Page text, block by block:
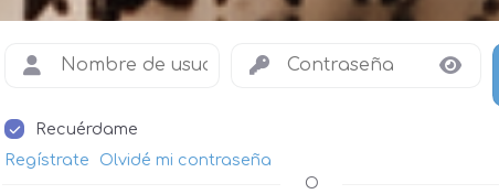
Recuérdame
Regístrate
Olvidé mi contraseña
O